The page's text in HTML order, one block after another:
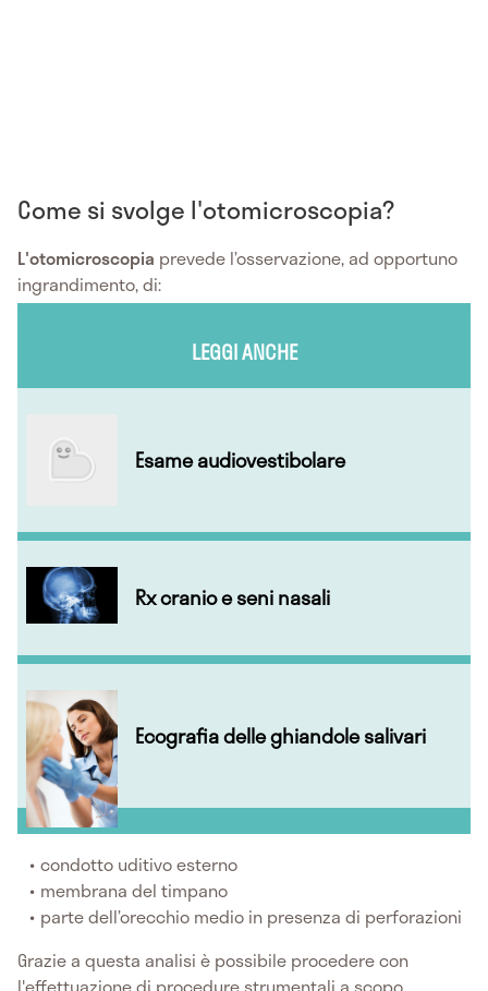
Come si svolge l'otomicroscopia?
L'otomicroscopia prevede l’osservazione, ad opportuno
ingrandimento, di:
LEGGI ANCHE
Esame audiovestibolare
Rx cranio e seni nasali
Ecografia delle ghiandole salivari
condotto uditivo esterno
membrana del timpano
parte dell’orecchio medio in presenza di perforazioni
Grazie a questa analisi è possibile procedere con